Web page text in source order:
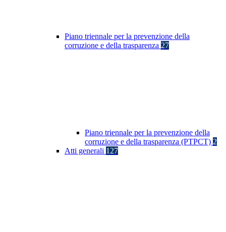
Piano triennale per la prevenzione della
corruzione e della trasparenza 27
Piano triennale per la prevenzione della
corruzione e della trasparenza (PTPCT) 2
Atti generali 127